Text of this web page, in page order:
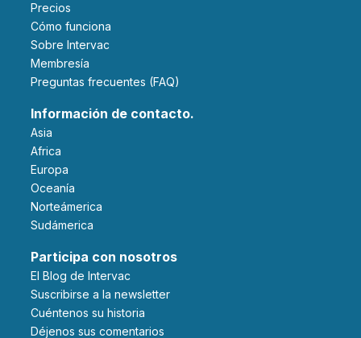
Precios
Cómo funciona
Sobre Intervac
Membresía
Preguntas frecuentes (FAQ)
Información de contacto.
Asia
Africa
Europa
Oceanía
Norteámerica
Sudámerica
Participa con nosotros
El Blog de Intervac
Suscribirse a la newsletter
Cuéntenos su historia
Déjenos sus comentarios